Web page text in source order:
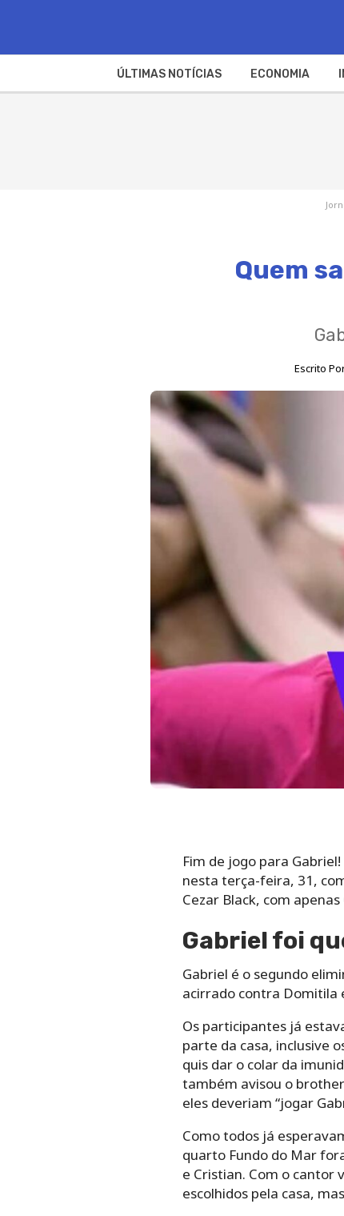
ÚLTIMAS NOTÍCIAS ECONOMIA
Quem
Escrito
Fim de jogo para
nesta terça-feira, 31,
Cezar Black, com apenas
Gabriel foi
Gabriel é o segundo
acirrado contra Domitila
Os participantes já
parte da casa, inclusive
quis dar o colar da
também avisou o
eles deveriam “jogar
Como todos já
quarto Fundo do Mar
e Cristian. Com o cantor
escolhidos pela casa,